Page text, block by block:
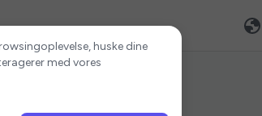
huske dine
med vores